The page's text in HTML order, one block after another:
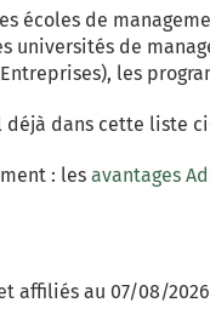
écoles de
universités de
les
dans cette liste
: les avantages
affiliés au 07/08/2026